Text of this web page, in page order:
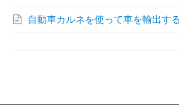
自動車カルネを使って車を輸出す